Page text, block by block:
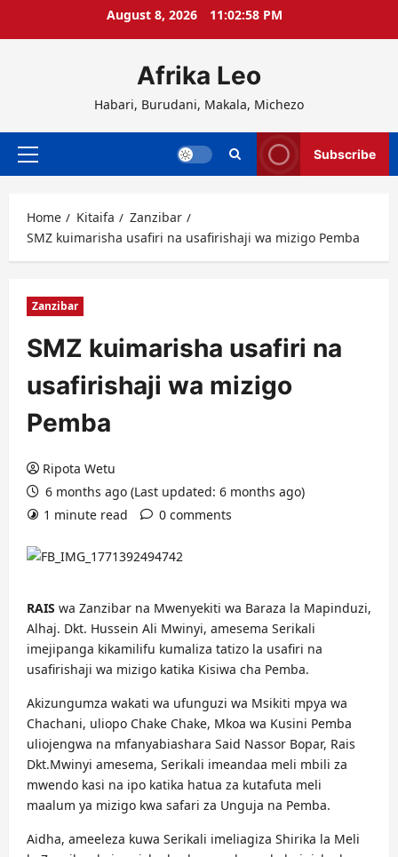
August 8, 2026 11:02:58 PM
Afrika Leo
Habari, Burudani, Makala, Michezo
Primary
Subscribe
Home Kitaifa
Zanzibar
SMZ kuimarisha usafiri na usafirishaji wa mizigo Pemba
Zanzibar
SMZ kuimarisha usafiri na
usafirishaji wa mizigo
Pemba
Ripota Wetu
6 months ago (Last updated: 6 months ago)
1 minute read
0 comments
RAIS wa Zanzibar na Mwenyekiti wa Baraza la Mapinduzi,
Alhaj. Dkt. Hussein Ali Mwinyi, amesema Serikali
imejipanga kikamilifu kumaliza tatizo la usafiri na
usafirishaji wa mizigo katika Kisiwa cha Pemba.
Akizungumza wakati wa ufunguzi wa Msikiti mpya wa
Chachani, uliopo Chake Chake, Mkoa wa Kusini Pemba
uliojengwa na mfanyabiashara Said Nassor Bopar, Rais
Dkt.Mwinyi amesema, Serikali imeandaa meli mbili za
mwendo kasi na ipo katika hatua za kutafuta meli
maalum ya mizigo kwa safari za Unguja na Pemba.
Aidha, ameeleza kuwa Serikali imeliagiza Shirika la Meli